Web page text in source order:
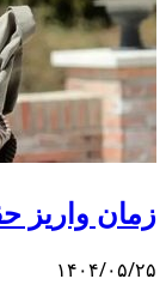
زمان واریز حقوق
۱۴۰۴/۰۵/۲۵